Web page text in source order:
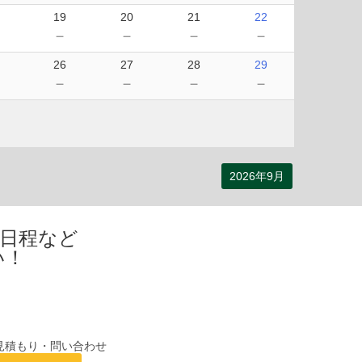
19
－
20
－
21
－
22
－
26
－
27
－
28
－
29
－
2026年9月
程など
積もり・問い合わせ